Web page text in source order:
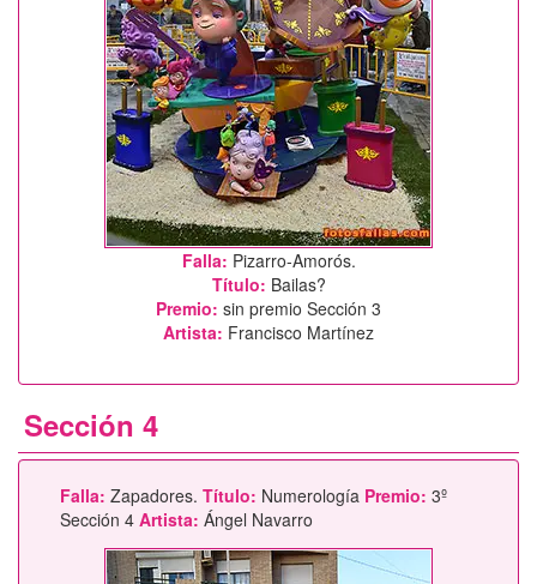
Falla: Pizarro-Amorós.
Título: Bailas?
Premio: sin premio Sección 3
Artista: Francisco Martínez
Sección 4
Falla: Zapadores. Título: Numerología Premio: 3º
Sección 4 Artista: Ángel Navarro